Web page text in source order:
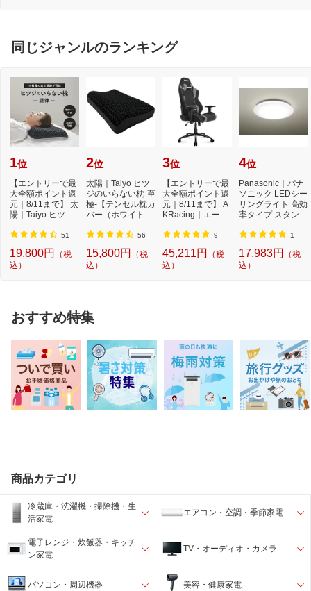
同じジャンルのランキング
1位
【エントリーで最
大全額ポイント還
元｜8/11まで】 太
陽｜Taiyo ヒツジ
51
19,800円
（税
込）
2位
太陽｜Taiyo ヒツ
ジのいらない枕-至
極-【テンセル枕カ
バー（ホワイト）
56
15,800円
（税
込）
3位
【エントリーで最
大全額ポイント還
元｜8/11まで】 A
KRacing｜エーケ
ー...
9
45,211円
（税
込）
4位
Panasonic｜パナ
ソニック LEDシー
リングライト 高効
率タイプ スタンダ
H...
1
17,983円
（税
込）
おすすめ特集
商品カテゴリ
冷蔵庫・洗濯機・掃除機・生
活家電
エアコン・空調・季節家電
電子レンジ・炊飯器・キッチ
ン家電
TV・オーディオ・カメラ
パソコン・周辺機器 美容・健康家電